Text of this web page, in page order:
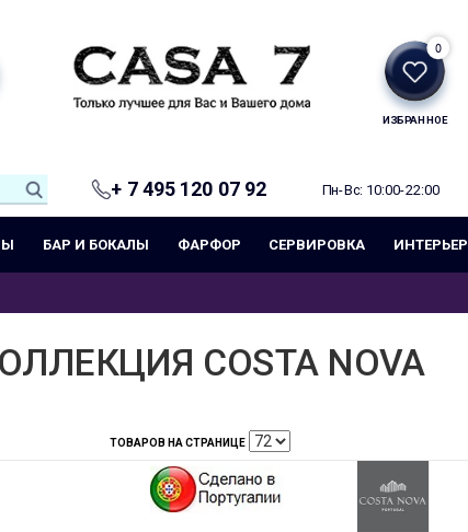
ИЗБРАННОЕ
0
+ 7 495 120 07 92 Пн-Вс: 10:00-22:00
БАР И БОКАЛЫ ФАРФОР СЕРВИРОВКА ИНТЕРЬЕР
COSTA NOVA
ТОВАРОВ НА СТРАНИЦЕ